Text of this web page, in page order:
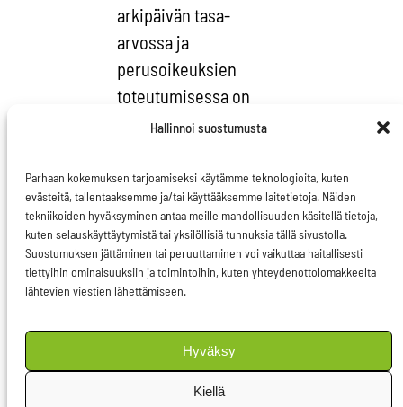
Hallinnoi suostumusta
Parhaan kokemuksen tarjoamiseksi käytämme teknologioita, kuten
evästeitä, tallentaaksemme ja/tai käyttääksemme laitetietoja. Näiden
tekniikoiden hyväksyminen antaa meille mahdollisuuden käsitellä tietoja,
kuten selauskäyttäytymistä tai yksilöllisiä tunnuksia tällä sivustolla.
Suostumuksen jättäminen tai peruuttaminen voi vaikuttaa haitallisesti
tiettyihin ominaisuuksiin ja toimintoihin, kuten yhteydenottolomakkeelta
lähtevien viestien lähettämiseen.
Hyväksy
Kiellä
arkipäivän tasa-
arvossa ja
perusoikeuksien
toteutumisessa on
vielä rutkasti
Eurooppa-tason
juridisten työkalujen
osalta ongelmana on
muiden muassa se,
ettei komissio
oikeudellisesta
sitovuudesta
huolimatta pysty